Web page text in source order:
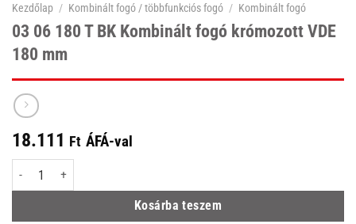
Kezdőlap / Kombinált fogó / többfunkciós fogó / Kombinált fogó
03 06 180 T BK Kombinált fogó krómozott VDE
180 mm
18.111 Ft ÁFÁ-val
03 06 180 T BK Kombinált fogó krómozott VDE 180 mm mennyiség
Kosárba teszem